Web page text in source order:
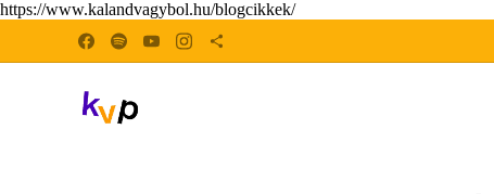
https://www.kalandvagybol.hu/blogcikkek/